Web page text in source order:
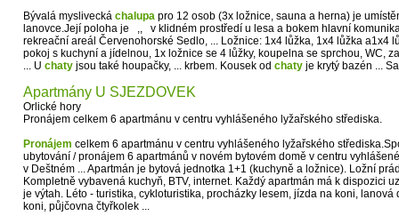
Bývalá myslivecká chalupa pro 12 osob (3x ložnice, sauna a herna) je
lanovce.Její poloha je ,, v klidném prostředí u lesa a bokem hlavní
rekreační areál Červenohorské Sedlo, ... Ložnice: 1x4 lůžka, 1x4 lůžka a1x4
pokoj s kuchyní a jídelnou, 1x ložnice se 4 lůžky, koupelna se sprchou, WC,
... U chaty jsou také houpačky, ... krbem. Kousek od chaty je krytý bazén ...
Apartmány U SJEZDOVEK
Orlické hory
Pronájem celkem 6 apartmánu v centru vyhlášeného lyžařského střediska.
Pronájem celkem 6 apartmánu v centru vyhlášeného lyžařského
ubytování / pronájem 6 apartmánů v novém bytovém domě v centru
v Deštném ... Apartmán je bytová jednotka 1+1 (kuchyně a ložnice). Ložní
Kompletně vybavená kuchyň, BTV, internet. Každý apartmán má k dispozici
je výtah. Léto - turistika, cykloturistika, procházky lesem, jízda na koni,
koni, půjčovna čtyřkolek ...